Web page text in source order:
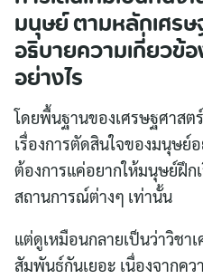
มนุษย์ ตามหลักเศร
อธิบายความเกี่ยวข้
อย่างไร
โดยพื้นฐานของเศรษฐศาสต
เรื่องการตัดสินใจของมนุษย์
ต้องการแค่อยากให้มนุษย์ฝึก
สถานการณ์ต่างๆ เท่านั้น
แต่ดูเหมือนกลายเป็นว่าวิชา
สัมพันธ์กันเยอะ เนื่องจากค